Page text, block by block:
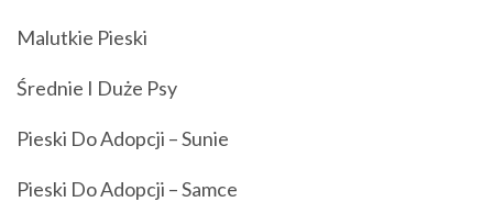
Malutkie Pieski
Średnie I Duże Psy
Pieski Do Adopcji – Sunie
Pieski Do Adopcji – Samce